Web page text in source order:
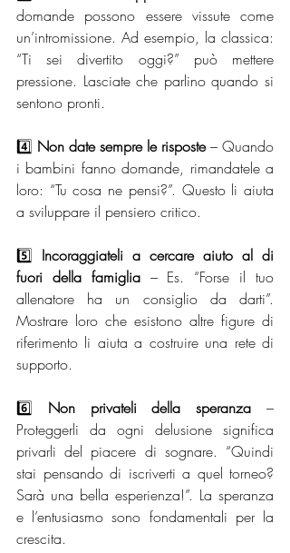
domande possono essere vissute come
un’intromissione. Ad esempio, la classica:
“Ti sei divertito oggi?” può mettere
pressione. Lasciate che parlino quando si
sentono pronti.
4️⃣ Non date sempre le risposte – Quando
i bambini fanno domande, rimandatele a
loro: “Tu cosa ne pensi?”. Questo li aiuta
a sviluppare il pensiero critico.
5️⃣ Incoraggiateli a cercare aiuto al di
fuori della famiglia – Es. “Forse il tuo
allenatore ha un consiglio da darti”.
Mostrare loro che esistono altre figure di
riferimento li aiuta a costruire una rete di
supporto.
6️⃣ Non privateli della speranza –
Proteggerli da ogni delusione significa
privarli del piacere di sognare. “Quindi
stai pensando di iscriverti a quel torneo?
Sarà una bella esperienza!”. La speranza
e l’entusiasmo sono fondamentali per la
crescita.